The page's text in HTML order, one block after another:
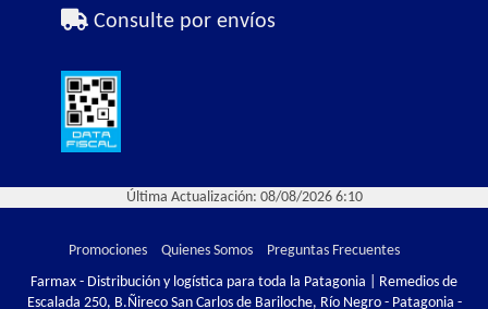
Consulte por envíos
Última Actualización: 08/08/2026 6:10
Promociones Quienes Somos
Preguntas Frecuentes
Farmax - Distribución y logística para toda la Patagonia | Remedios de
Escalada 250, B.Ñireco San Carlos de Bariloche, Río Negro - Patagonia -